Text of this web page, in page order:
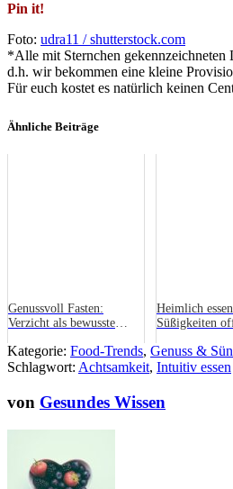
Pin it!
Foto: udra11 / shutterstock.com
*Alle mit Sternchen
d.h. wir bekommen eine kleine
Für euch kostet es natürlich keinen
Ähnliche Beiträge
Genussvoll Fasten:
Verzicht als bewusste
Heimlich
Süßigkeiten
funktionieren
Kategorie: Food-Trends, Genuss &
Schlagwort: Achtsamkeit, Intuitiv essen
von Gesundes Wissen